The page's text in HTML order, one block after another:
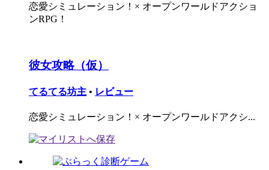
恋愛シミュレーション！× オープンワールドアクショ
ンRPG！
彼女攻略（仮）
てるてる坊主 • レビュー
恋愛シミュレーション！× オープンワールドアクシ...